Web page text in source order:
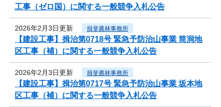
工事（ゼロ国）に関する一般競争入札公告
2026年2月3日更新 揖斐農林事務所
【建設工事】揖治第0718号 緊急予防治山事業 筒洞地
区工事（補）に関する一般競争入札公告
2026年2月3日更新 揖斐農林事務所
【建設工事】揖治第0717号 緊急予防治山事業 坂本地
区工事（補）に関する一般競争入札公告